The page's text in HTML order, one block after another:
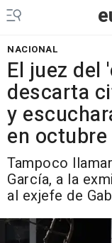
NACIONAL
El juez del
descarta
y
en octubre
Tampoco
García, a la
al exjefe de